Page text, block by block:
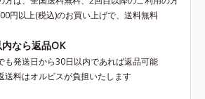
円以上(税込)のお買い上げで、送料無料
なら返品OK
も発送日から30日以内であれば返品可能
送料はオルビスが負担いたします